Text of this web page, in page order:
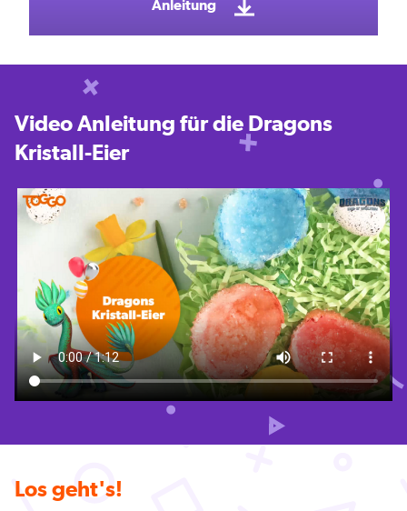
Anleitung
Video Anleitung für die Dragons
Kristall-Eier
Los geht's!